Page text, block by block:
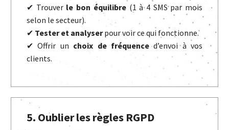
✔ Trouver le bon équilibre(1 à 4 SMS par mois
selon le secteur).
✔ Tester et analyserpour voir ce qui fonctionne.
✔ Offrir un choix de fréquenced’envoi à vos
clients.
5. Oublier les règles RGPD